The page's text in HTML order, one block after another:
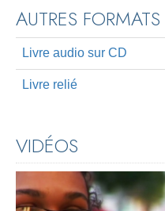
AUTRES
Livre audio sur CD
Livre relié
VIDÉOS